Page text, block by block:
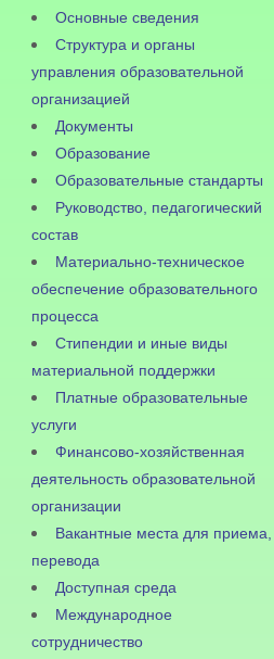
Основные сведения
Структура и органы
управления образовательной
организацией
Документы
Образование
Образовательные стандарты
Руководство, педагогический
состав
Материально-техническое
обеспечение образовательного
процесса
Стипендии и иные виды
материальной поддержки
Платные образовательные
услуги
Финансово-хозяйственная
деятельность образовательной
организации
Вакантные места для приема,
перевода
Доступная среда
Международное
сотрудничество